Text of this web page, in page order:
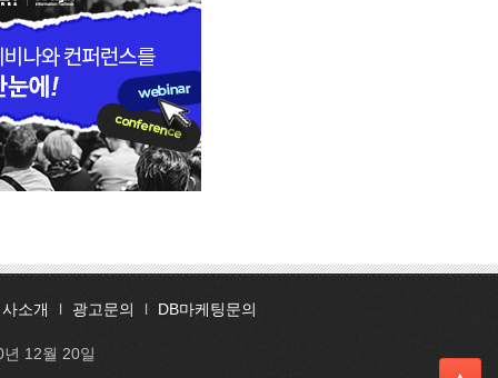
소개 l 광고문의 l DB마케팅문의
12월 20일